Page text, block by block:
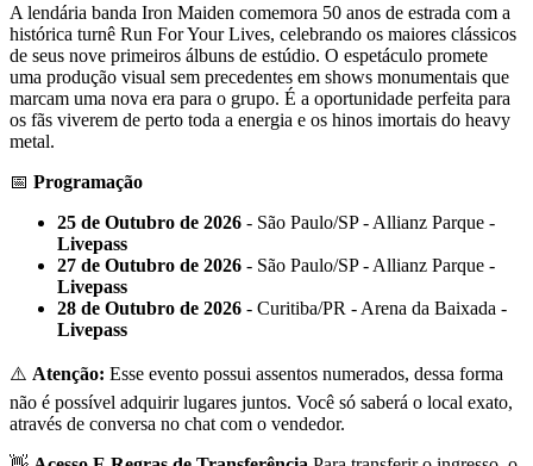
A lendária banda Iron Maiden comemora 50 anos de estrada com a
histórica turnê Run For Your Lives, celebrando os maiores clássicos
de seus nove primeiros álbuns de estúdio. O espetáculo promete
uma produção visual sem precedentes em shows monumentais que
marcam uma nova era para o grupo. É a oportunidade perfeita para
os fãs viverem de perto toda a energia e os hinos imortais do heavy
metal.
📅 Programação
25 de Outubro de 2026 - São Paulo/SP - Allianz Parque -
Livepass
27 de Outubro de 2026 - São Paulo/SP - Allianz Parque -
Livepass
28 de Outubro de 2026 - Curitiba/PR - Arena da Baixada -
Livepass
⚠️ Atenção: Esse evento possui assentos numerados, dessa forma
não é possível adquirir lugares juntos. Você só saberá o local exato,
através de conversa no chat com o vendedor.